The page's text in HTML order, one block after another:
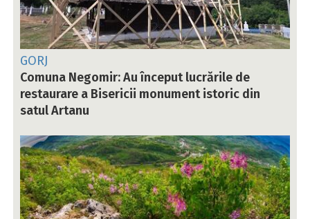
GORJ
Comuna Negomir: Au început lucrările de
restaurare a Bisericii monument istoric din
satul Artanu